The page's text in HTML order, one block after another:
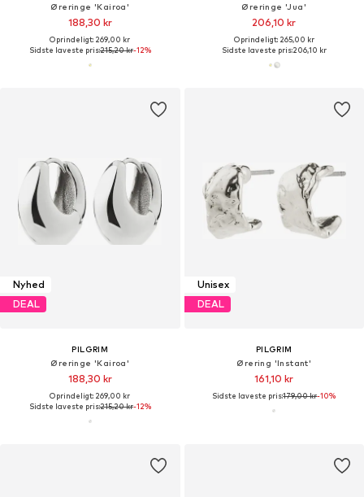
Øreringe 'Kairoa'
188,30 kr
Oprindeligt: 269,00 kr
Sidste laveste pris:215,20 kr-12%
Øreringe 'Jua'
206,10 kr
Oprindeligt: 265,00 kr
Sidste laveste pris:206,10 kr
Nyhed
DEAL
PILGRIM
Øreringe 'Kairoa'
188,30 kr
Oprindeligt: 269,00 kr
Sidste laveste pris:215,20 kr-12%
Unisex
DEAL
PILGRIM
Ørering 'Instant'
161,10 kr
Sidste laveste pris:179,00 kr-10%